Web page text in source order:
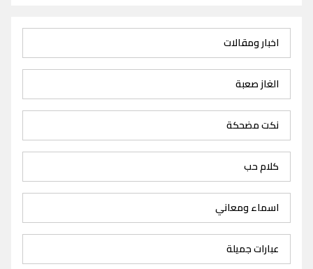
اخبار ومقالات
الغاز صعبة
نكت مضحكة
كلام حب
اسماء ومعاني
عبارات جميلة